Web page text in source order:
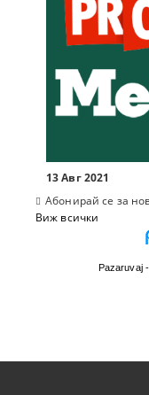
13 Авг 2021
Абонирай се за
Виж всички
Pazaruvaj